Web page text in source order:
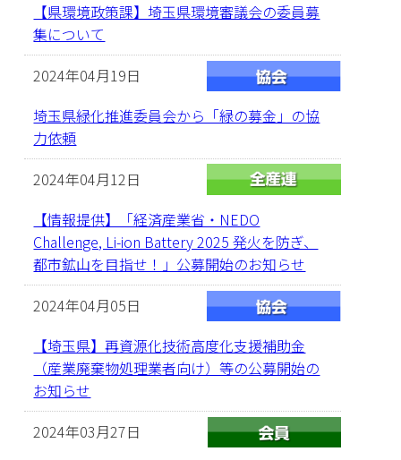
【県環境政策課】埼玉県環境審議会の委員募
集について
2024年04月19日
埼玉県緑化推進委員会から「緑の募金」の協
力依頼
2024年04月12日
【情報提供】「経済産業省・NEDO
Challenge, Li-ion Battery 2025 発火を防ぎ、
都市鉱山を目指せ！」公募開始のお知らせ
2024年04月05日
【埼玉県】再資源化技術高度化支援補助金
（産業廃棄物処理業者向け）等の公募開始の
お知らせ
2024年03月27日